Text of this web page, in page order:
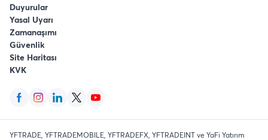
Duyurular
Yasal Uyarı
Zamanaşımı
Güvenlik
Site Haritası
KVK
YFTRADE, YFTRADEMOBILE, YFTRADEFX, YFTRADEINT ve YaFi Yatırım